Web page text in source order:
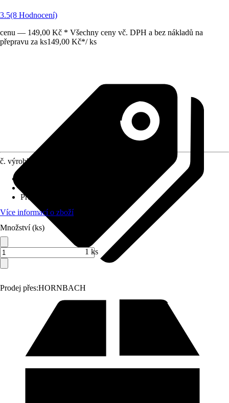
3.5(8 Hodnocení)
cenu — 149,00 Kč * Všechny ceny vč. DPH a bez nákladů na
přepravu za ks149,00 Kč*/ ks
Prodej přes:HORNBACH
č. výrobku
Průměr
Více informací o zboží
Množství (ks)
1 ks